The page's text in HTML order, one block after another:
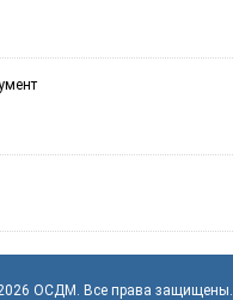
OСДМ . Все права защищены.